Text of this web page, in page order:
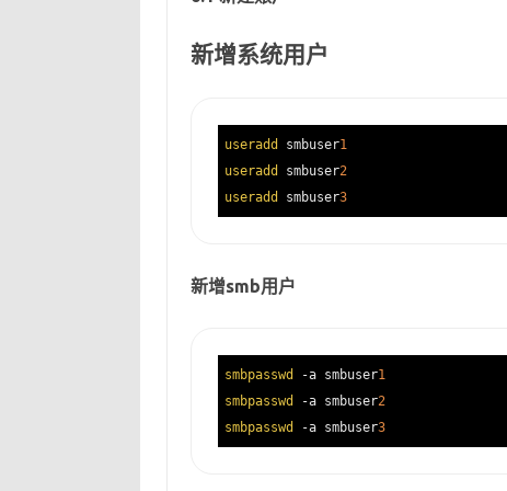
新增系统用户
useradd smbuser1
useradd
smbuser2
useradd
smbuser3
新增smb用户
smbpasswd -a smbuser1
smbpasswd
-a smbuser2
smbpasswd
-a smbuser3